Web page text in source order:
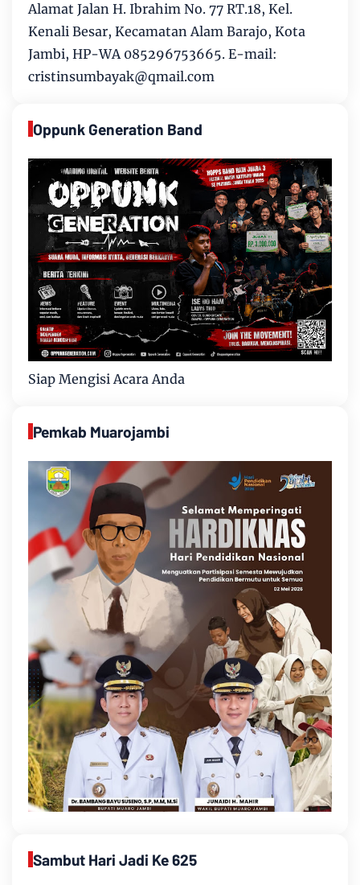
Alamat Jalan H. Ibrahim No. 77 RT.18, Kel.
Kenali Besar, Kecamatan Alam Barajo, Kota
Jambi, HP-WA 085296753665. E-mail:
cristinsumbayak@qmail.com
Oppunk Generation Band
Siap Mengisi Acara Anda
Pemkab Muarojambi
Sambut Hari Jadi Ke 625